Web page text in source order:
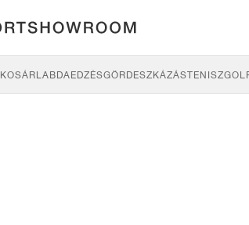
KOSÁRLABDAEDZÉSGÖRDESZKÁZÁSTENISZ